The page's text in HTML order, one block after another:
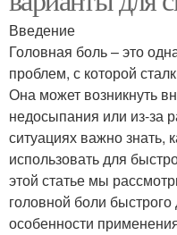
Введение
Головная боль – это
проблем, с которой
Она может возникнуть
недосыпания или из-за
ситуациях важно знать,
использовать для
этой статье мы
головной боли
особенности